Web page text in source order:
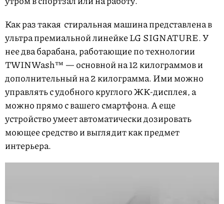
Как раз такая стиральная машина представлена в
ультра премиальной линейке LG SIGNATURE. У
нее два барабана, работающие по технологии
TWINWash™ — основной на 12 килограммов и
дополнительный на 2 килограмма. Ими можно
управлять с удобного круглого ЖК-дисплея, а
можно прямо с вашего смартфона. А еще
устройство умеет автоматически дозировать
моющее средство и выглядит как предмет
интерьера.